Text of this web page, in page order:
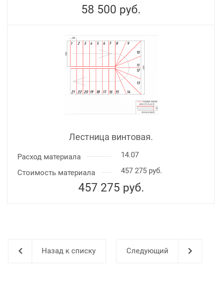
58 500 руб.
Лестница винтовая.
Расход материала
14.07
Стоимость материала
457 275 руб.
457 275 руб.
Назад к списку